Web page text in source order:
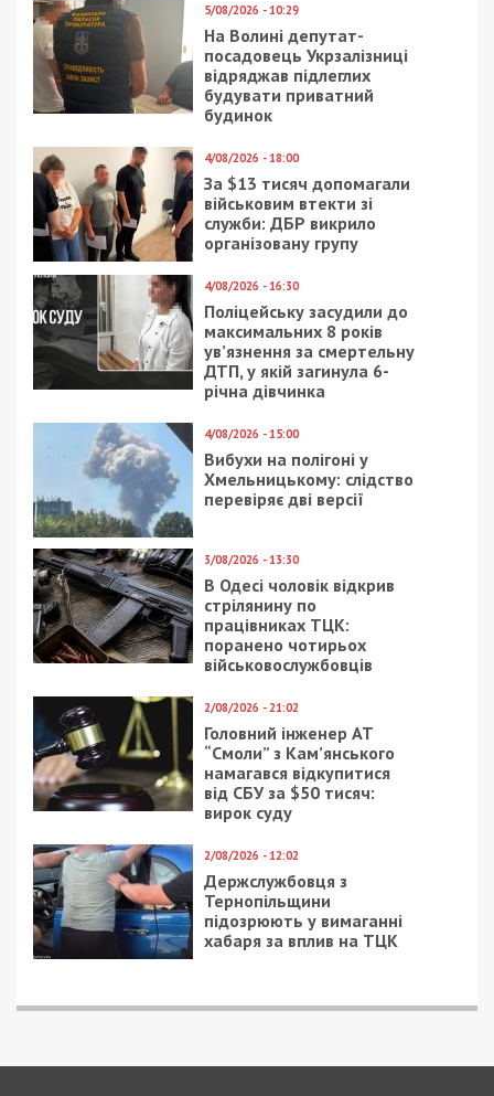
5/08/2026 - 10:29
На Волині депутат-
посадовець Укрзалізниці
відряджав підлеглих
будувати приватний
будинок
4/08/2026 - 18:00
За $13 тисяч допомагали
військовим втекти зі
служби: ДБР викрило
організовану групу
4/08/2026 - 16:30
Поліцейську засудили до
максимальних 8 років
ув’язнення за смертельну
ДТП, у якій загинула 6-
річна дівчинка
4/08/2026 - 15:00
Вибухи на полігоні у
Хмельницькому: слідство
перевіряє дві версії
3/08/2026 - 13:30
В Одесі чоловік відкрив
стрілянину по
працівниках ТЦК:
поранено чотирьох
військовослужбовців
2/08/2026 - 21:02
Головний інженер АТ
“Смоли” з Кам’янського
намагався відкупитися
від СБУ за $50 тисяч:
вирок суду
2/08/2026 - 12:02
Держслужбовця з
Тернопільщини
підозрюють у вимаганні
хабаря за вплив на ТЦК